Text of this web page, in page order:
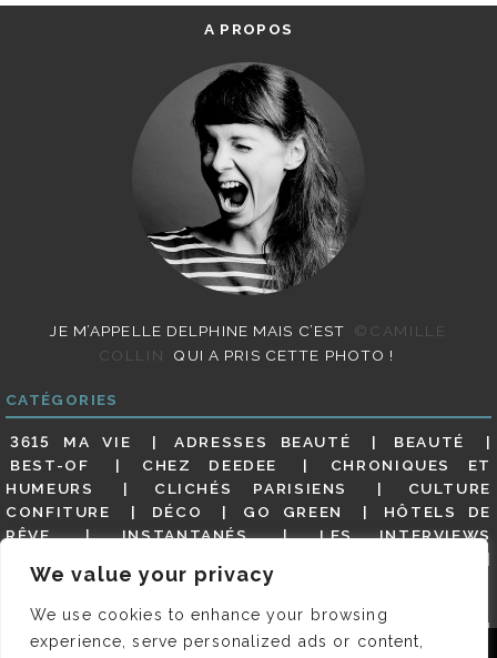
We value your privacy
We use cookies to enhance your browsing
experience, serve personalized ads or content,
A PROPOS
JE M’APPELLE DELPHINE MAIS C’EST
©CAMILLE
COLLIN
QUI A PRIS CETTE PHOTO !
CATÉGORIES
3615 MA VIE ADRESSES BEAUTÉ
BEAUTÉ
BEST-OF
CHEZ DEEDEE
CHRONIQUES ET
HUMEURS
CLICHÉS PARISIENS
CULTURE
CONFITURE
DÉCO GO GREEN
HÔTELS DE
RÊVE
INSTANTANÉS
LES INTERVIEWS
MES ADRESSES
MODE
(BUT GOODIES)
PAR ICI LE MAGOT !
PARIS EN PHOTOS
RESTAURANTS
REVUE DE PRESSE DÉTAILLÉE, SIOU PLAIT
SALONS